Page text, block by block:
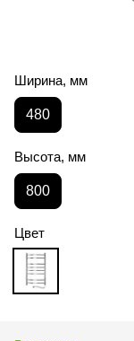
Ширина, мм
480
Высота, мм
800
Цвет